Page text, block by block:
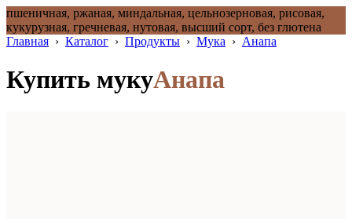
пшеничная, ржаная, миндальная, цельнозерновая, рисовая,
кукурузная, гречневая, нутовая, высший сорт, без глютена
Главная › Каталог › Продукты › Мука › Анапа
Купить мукуАнапа